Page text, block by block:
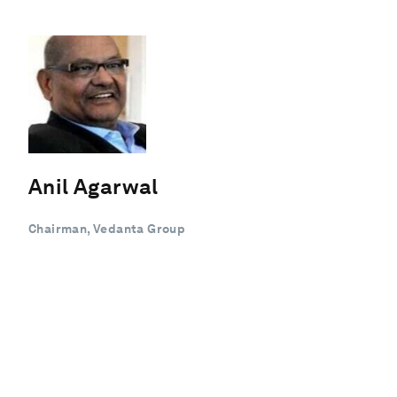
Anil Agarwal
Chairman, Vedanta Group